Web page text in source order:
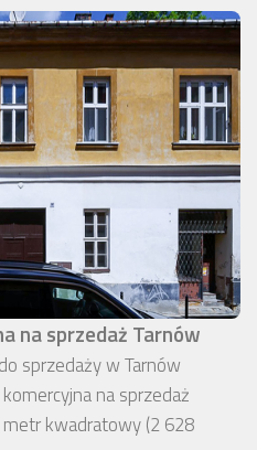
na sprzedaż Tarnów
sprzedaży w Tarnów
na sprzedaż
metr kwadratowy (2 628